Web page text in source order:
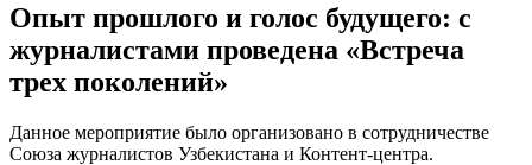
Опыт прошлого и голос будущего: с
журналистами проведена «Встреча
трех поколений»
Данное мероприятие было организовано в сотрудничестве
Союза журналистов Узбекистана и Контент-центра.